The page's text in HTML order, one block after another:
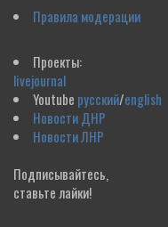
Правила модерации
Проекты:
livejournal
Youtube русский/english
Новости ДНР
Новости ЛНР
Подписывайтесь,
ставьте лайки!